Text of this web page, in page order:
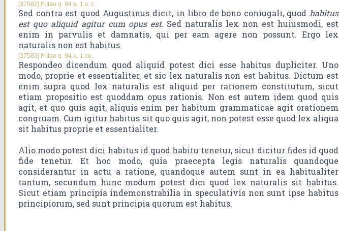
[37582] Iª-IIae q. 94 a. 1 s. c.
Sed contra est quod Augustinus dicit, in libro de bono coniugali, quod habitus
est quo aliquid agitur cum opus est. Sed naturalis lex non est huiusmodi, est
enim in parvulis et damnatis, qui per eam agere non possunt. Ergo lex
naturalis non est habitus.
[37583] Iª-IIae q. 94 a. 1 co.
Respondeo dicendum quod aliquid potest dici esse habitus dupliciter. Uno
modo, proprie et essentialiter, et sic lex naturalis non est habitus. Dictum est
enim supra quod lex naturalis est aliquid per rationem constitutum, sicut
etiam propositio est quoddam opus rationis. Non est autem idem quod quis
agit, et quo quis agit, aliquis enim per habitum grammaticae agit orationem
congruam. Cum igitur habitus sit quo quis agit, non potest esse quod lex aliqua
sit habitus proprie et essentialiter.
Alio modo potest dici habitus id quod habitu tenetur, sicut dicitur fides id quod
fide tenetur. Et hoc modo, quia praecepta legis naturalis quandoque
considerantur in actu a ratione, quandoque autem sunt in ea habitualiter
tantum, secundum hunc modum potest dici quod lex naturalis sit habitus.
Sicut etiam principia indemonstrabilia in speculativis non sunt ipse habitus
principiorum, sed sunt principia quorum est habitus.